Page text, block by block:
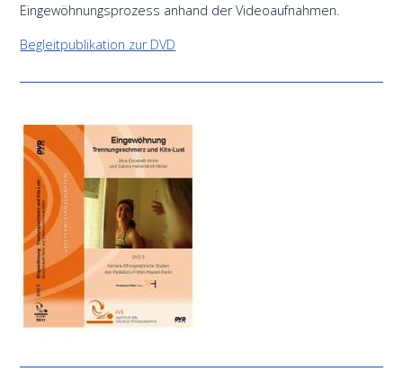
Eingewöhnungsprozess anhand der Videoaufnahmen.
Begleitpublikation zur DVD